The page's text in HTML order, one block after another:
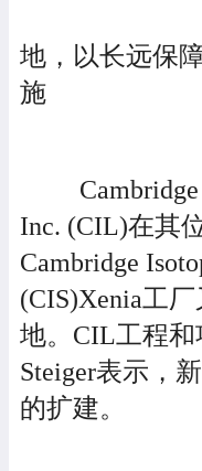
CIL购
地，以长远保
施
Cambridge
Inc. (CIL)在其
Cambridge
(CIS)Xenia工
地。CIL工程
Steiger表示，
的扩建。